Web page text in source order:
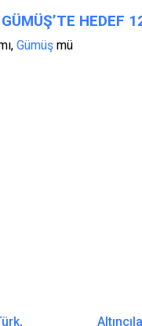
HEDEF
Gümüş mü